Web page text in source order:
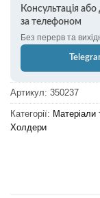
Консультація
за телефоном
Без перерв та
Артикул: 350237
Категорії: Матеріали
Холдери